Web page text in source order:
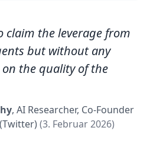
claim the leverage from
but without any
the quality of the
, AI Researcher, Co-Founder
(3. Februar 2026)